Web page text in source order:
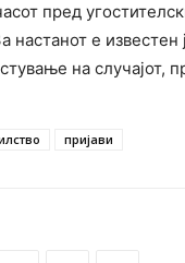
пред
настанот е
на случајот,
пријави